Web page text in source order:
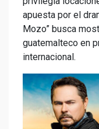
apuesta por el
Mozo” busca
guatemalteco en
internacional.